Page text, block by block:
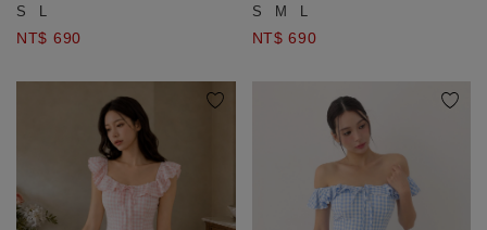
(附領巾)
S L
NT$ 690
(附領巾)
S M L
NT$ 690